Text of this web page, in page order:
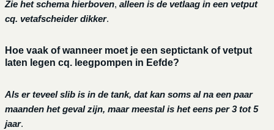
Zie het schema hierboven, alleen is de vetlaag in een vetput
cq. vetafscheider dikker.
Hoe vaak of wanneer moet je een septictank of vetput
laten legen cq. leegpompen in Eefde?
Als er teveel slib is in de tank, dat kan soms al na een paar
maanden het geval zijn, maar meestal is het eens per 3 tot 5
jaar.